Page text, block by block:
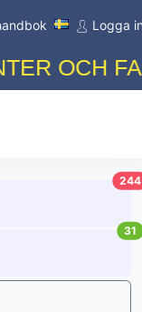
Logga
OCH
244
31